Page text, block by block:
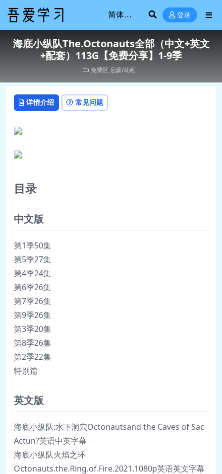
登录
海底小纵队The.Octonauts全部（中文+英文
+配套）113G【免费分享】1-9季
免费区 启蒙/动画
详情介绍 常见问题
目录
中文版
第1季50集
第5季27集
第4季24集
第6季26集
第7季26集
第9季26集
第3季20集
第8季26集
第2季22集
特别篇
英文版
海底小纵队:水下洞穴Octonautsand the Caves of Sac
Actun?英语中英字幕
海底小纵队火焰之环
Octonauts.the.Ring.of.Fire.2021.1080p英语英文字幕